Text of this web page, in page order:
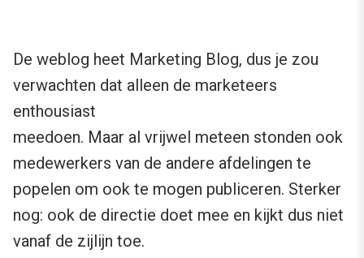
De weblog heet Marketing Blog, dus je zou
verwachten dat alleen de marketeers
enthousiast
meedoen. Maar al vrijwel meteen stonden ook
medewerkers van de andere afdelingen te
popelen om ook te mogen publiceren. Sterker
nog: ook de directie doet mee en kijkt dus niet
vanaf de zijlijn toe.